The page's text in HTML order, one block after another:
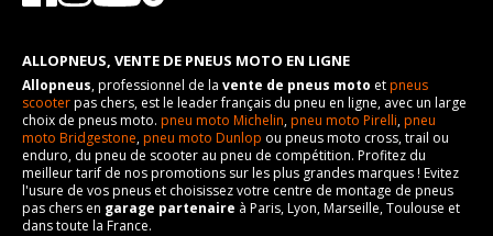
ALLOPNEUS, VENTE DE PNEUS MOTO EN LIGNE
Allopneus, professionnel de la vente de pneus moto etpneus
scooterpas chers, est le leader français du pneu en ligne, avec un large
choix de pneus moto. pneu moto Michelin,pneu moto Pirelli,pneu
moto Bridgestone,pneu moto Dunlop ou pneus moto cross, trail ou
enduro, du pneu de scooter au pneu de compétition. Profitez du
meilleur tarif de nos promotions sur les plus grandes marques ! Evitez
l'usure de vos pneus et choisissez votre centre de montage de pneus
pas chers en garage partenaire à Paris, Lyon, Marseille, Toulouse et
dans toute la France.